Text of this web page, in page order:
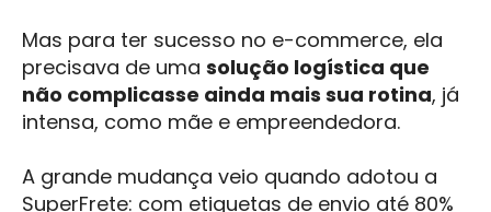
Mas para ter sucesso no e-commerce, ela
precisava de uma solução logística que
não complicasse ainda mais sua rotina, já
intensa, como mãe e empreendedora.
A grande mudança veio quando adotou a
SuperFrete: com etiquetas de envio até 80%